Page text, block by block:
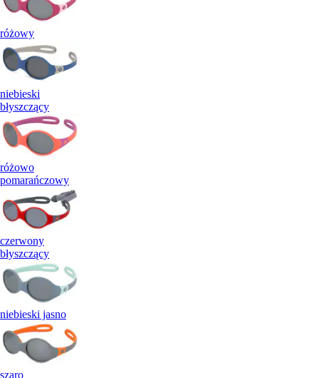
różowy
niebieski
błyszczący
różowo
pomarańczowy
czerwony
błyszczący
niebieski jasno
szaro